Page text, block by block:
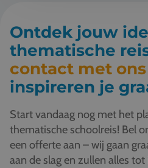
Ontdek jouw
thematische
contact met
inspireren je
Start vandaag nog met het
thematische schoolreis! Bel
een offerte aan – wij gaan
aan de slag en zullen alles